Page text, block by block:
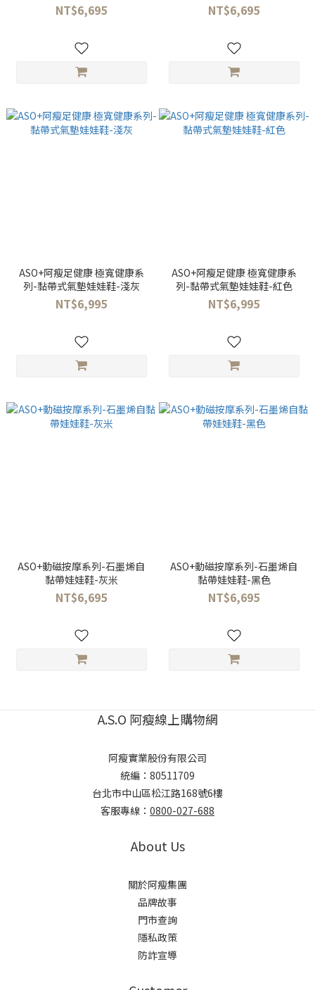
NT$6,695 NT$6,695
ASO+阿瘦足健康 極寬健康系
列-黏帶式氣墊娃娃鞋-淺灰
NT$6,995
ASO+阿瘦足健康 極寬健康系
列-黏帶式氣墊娃娃鞋-紅色
NT$6,995
ASO+動磁按摩系列-石墨烯自
黏帶娃娃鞋-灰米
NT$6,695
ASO+動磁按摩系列-石墨烯自
黏帶娃娃鞋-黑色
NT$6,695
A.S.O 阿瘦線上購物網
阿瘦實業股份有限公司
統編：80511709
台北市中山區松江路168號6樓
客服專線： 0800-027-688
About Us
關於阿瘦集團
品牌故事
門市查詢
隱私政策
防詐宣導